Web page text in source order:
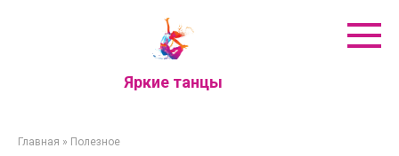
Яркие танцы
Главная » Полезное